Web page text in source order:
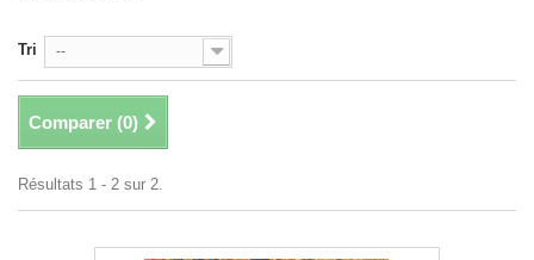
SCOLAIRE ET DICTIONNAIRE
+
LIVRES ANCIENS AVANT 1945
Tri --
Comparer (0)
Résultats 1 - 2 sur 2.